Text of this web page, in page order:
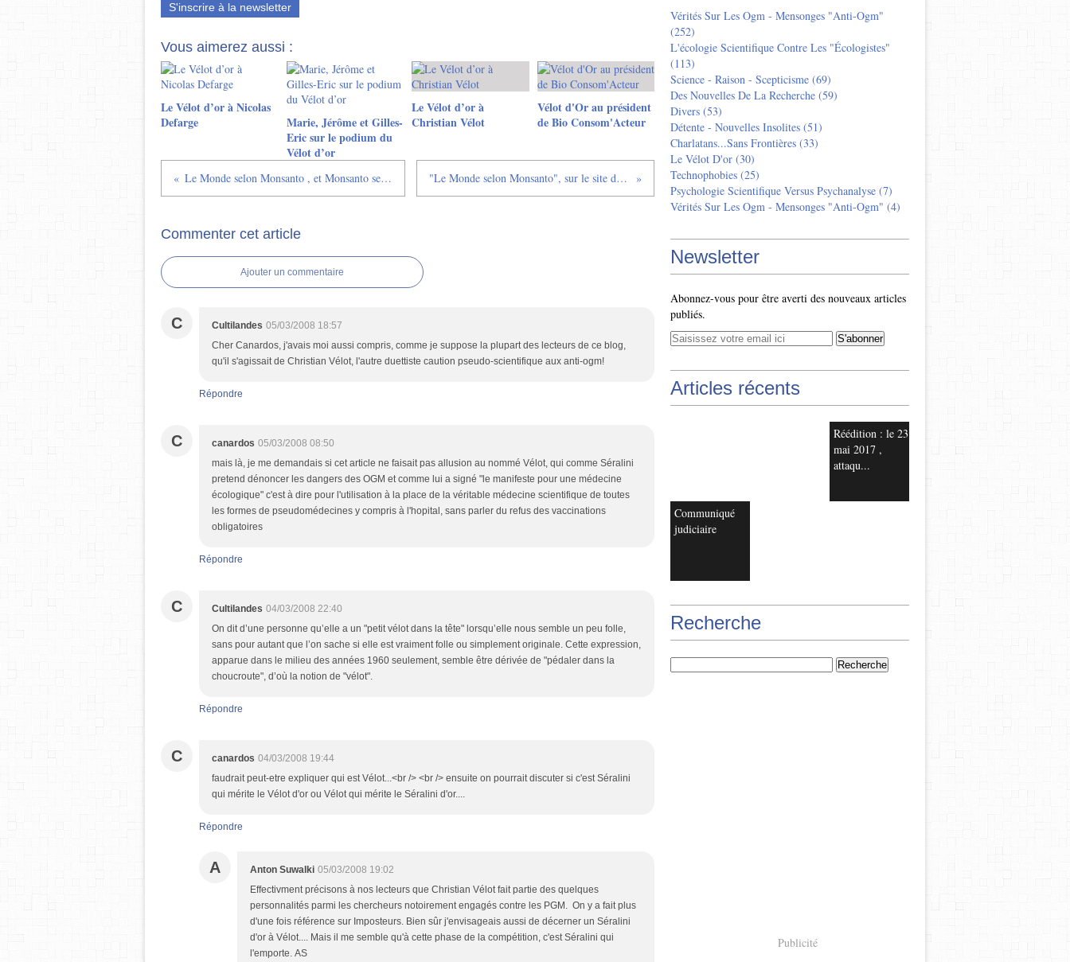
S'inscrire à la newsletter
Vous aimerez aussi :
Le Vélot d’or à Nicolas
Defarge
Marie, Jérôme et Gilles-
Eric sur le podium du
Vélot d’or
Le Vélot d’or à
Christian Vélot
Vélot d'Or au président
de Bio Consom'Acteur
Le Monde selon Monsanto , et Monsanto selon Arte "Le Monde selon Monsanto", sur le site de l'AFIS
Commenter cet article
Ajouter un commentaire
C Cultilandes 05/03/2008 18:57
Cher Canardos, j'avais moi aussi compris, comme je suppose la plupart des lecteurs de ce blog,
qu'il s'agissait de Christian Vélot, l'autre duettiste caution pseudo-scientifique aux anti-ogm!
Répondre
C canardos 05/03/2008 08:50
mais là, je me demandais si cet article ne faisait pas allusion au nommé Vélot, qui comme Séralini
pretend dénoncer les dangers des OGM et comme lui a signé "le manifeste pour une médecine
écologique" c'est à dire pour l'utilisation à la place de la véritable médecine scientifique de toutes
les formes de pseudomédecines y compris à l'hopital, sans parler du refus des vaccinations
obligatoires
Répondre
C Cultilandes 04/03/2008 22:40
On dit d’une personne qu’elle a un "petit vélot dans la tête" lorsqu’elle nous semble un peu folle,
sans pour autant que l’on sache si elle est vraiment folle ou simplement originale. Cette expression,
apparue dans le milieu des années 1960 seulement, semble être dérivée de "pédaler dans la
choucroute", d’où la notion de "vélot".
Répondre
C canardos 04/03/2008 19:44
faudrait peut-etre expliquer qui est Vélot...<br /> <br /> ensuite on pourrait discuter si c'est Séralini
qui mérite le Vélot d'or ou Vélot qui mérite le Séralini d'or....
Répondre
A Anton Suwalki 05/03/2008 19:02
Effectivment précisons à nos lecteurs que Christian Vélot fait partie des quelques
personnalités parmi les chercheurs notoirement engagés contre les PGM. On y a fait plus
d'une fois référence sur Imposteurs. Bien sûr j'envisageais aussi de décerner un Séralini
d'or à Vélot.... Mais il me semble qu'à cette phase de la compétition, c'est Séralini qui
l'emporte. AS
Vérités Sur Les Ogm - Mensonges "anti-Ogm"
(252)
L'écologie Scientifique Contre Les "écologistes"
(113)
Science - Raison - Scepticisme (69)
Des Nouvelles De La Recherche (59)
Divers (53)
Détente - Nouvelles Insolites (51)
Charlatans...sans Frontières (33)
Le Vélot D'or (30)
Technophobies (25)
Psychologie Scientifique Versus Psychanalyse (7)
Vérités Sur Les Ogm - Mensonges "anti-Ogm" (4)
Newsletter
Abonnez-vous pour être averti des nouveaux articles
publiés.
Articles récents
Réédition : le 23
mai 2017 ,
attaqu...
Communiqué
judiciaire
Recherche
Publicité